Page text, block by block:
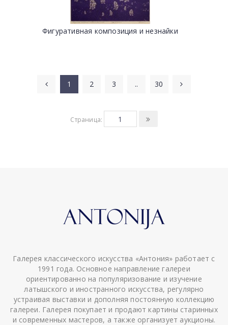
Фигуративная композиция и незнайки
1 2 3 .. 30
Страница:
Галерея классического искусства «Антония» работает с
1991 года. Основное направление галереи
ориентированно на популяризование и изучение
латышского и иностранного искусства, регулярно
устраивая выставки и дополняя постоянную коллекцию
галереи. Галерея покупает и продают картины старинных
и современных мастеров, а также организует аукционы.